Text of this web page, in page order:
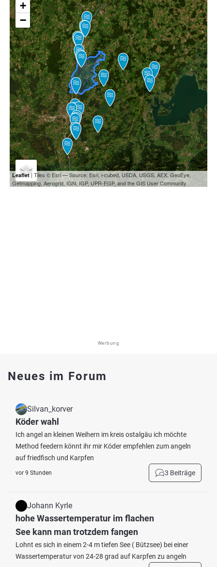
+
−
Leaflet| Tiles © Esri — Source: Esri, i-cubed, USDA, USGS, AEX, GeoEye,
Getmapping, Aerogrid, IGN, IGP, UPR-EGP, and the GIS User Community
Werbung
Neues im Forum
Silvan_korver
Köder wahl
Ich angel an kleinen Weihern im kreis ostalgäu ich möchte
Method feedern könnt ihr mir Köder empfehlen zum angeln
auf friedfisch und Karpfen
vor 9 Stunden 3 Beiträge
Johann Kyrle
hohe Wassertemperatur im flachen
See kann man trotzdem fangen
Lohnt es sich in einem 2-4 m tiefen See ( Bützsee) bei einer
Wassertemperatur von 24-28 grad auf Karpfen zu angeln